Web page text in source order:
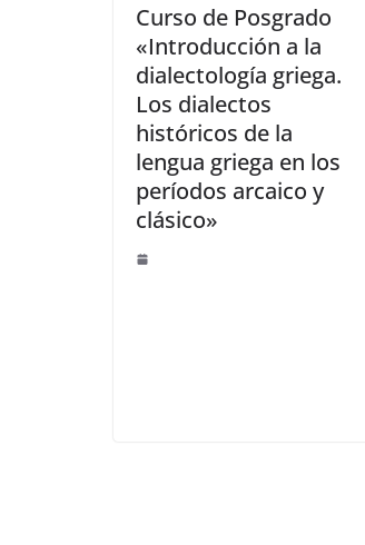
Curso de Posgrado
«Introducción a la
dialectología griega.
Los dialectos
históricos de la
lengua griega en los
períodos arcaico y
clásico»